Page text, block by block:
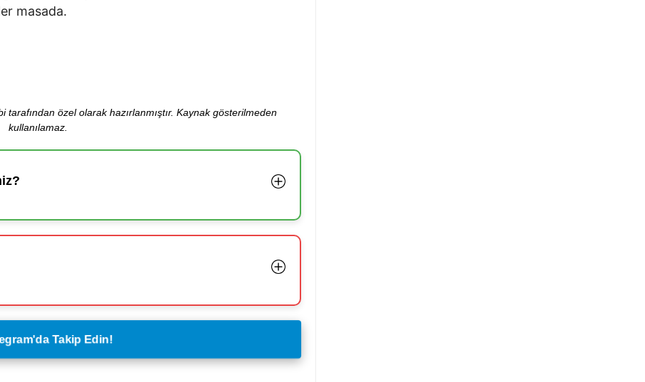
masada.
özel olarak hazırlanmıştır. Kaynak gösterilmeden
kullanılamaz.
Takip Edin!